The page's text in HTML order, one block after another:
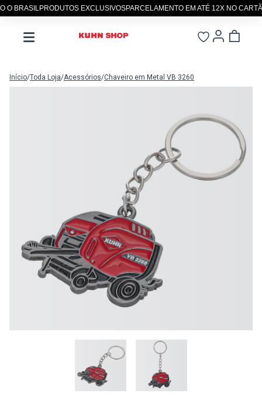
BRASILPRODUTOS EXCLUSIVOSPARCELAMENTO EM ATÉ 12X NO CARTÃO
Início/Toda Loja/Acessórios/Chaveiro em Metal VB 3260